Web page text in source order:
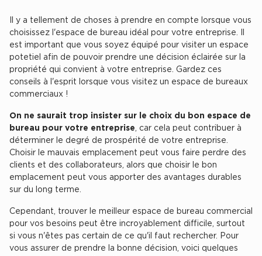
Achat d'Entrepôts / Activités à Lyon
Achat d'Entrepôts / Activités à Aubagne
Achat d'Entrepôts / Activités à Toulouse
Achat d'Entrepôts / Activités à Dijon
Collections d'Entrepôts / Activités
Entrepôts et Locaux d'activités indépendants
Entrepôts et Locaux d'activités avec quai de chargement
Entrepôts et Locaux d'activités - Programmes neufs
Location de plateformes Logistique
Il y a tellement de choses à prendre en compte lorsque vous
choisissez l'espace de bureau idéal pour votre entreprise. Il
est important que vous soyez équipé pour visiter un espace
potetiel afin de pouvoir prendre une décision éclairée sur la
propriété qui convient à votre entreprise. Gardez ces
conseils à l'esprit lorsque vous visitez un espace de bureaux
commerciaux !
On ne saurait trop insister sur le choix du bon espace de
bureau pour votre entreprise, car cela peut contribuer à
déterminer le degré de prospérité de votre entreprise.
Choisir le mauvais emplacement peut vous faire perdre des
clients et des collaborateurs, alors que choisir le bon
emplacement peut vous apporter des avantages durables
sur du long terme.
Cependant, trouver le meilleur espace de bureau commercial
pour vos besoins peut être incroyablement difficile, surtout
si vous n'êtes pas certain de ce qu'il faut rechercher. Pour
vous assurer de prendre la bonne décision, voici quelques